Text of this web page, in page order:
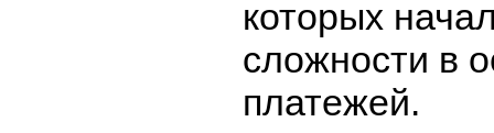
которых
сложности в
платежей.